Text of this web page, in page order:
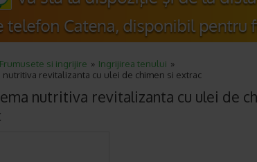
Frumusete si ingrijire
Ingrijirea tenului
nutritiva revitalizanta cu ulei de chimen si extrac
nutritiva revitalizanta cu ulei de